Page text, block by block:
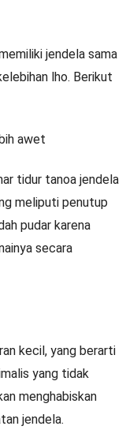
jendela sama
lho. Berikut
awet
tidur tanoa jendela
meliputi penutup
pudar karena
secara
kecil, yang berarti
yang tidak
menghabiskan
jendela.